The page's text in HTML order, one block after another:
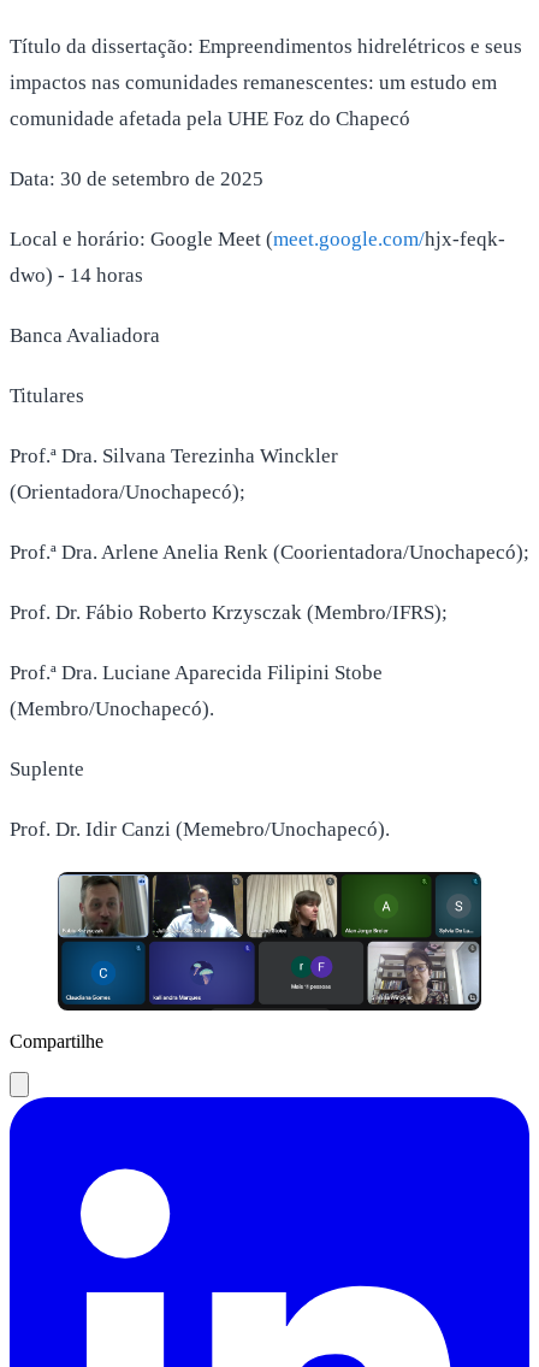
Título da dissertação: Empreendimentos hidrelétricos e seus
impactos nas comunidades remanescentes: um estudo em
comunidade afetada pela UHE Foz do Chapecó
Data: 30 de setembro de 2025
Local e horário: Google Meet (meet.google.com/hjx-feqk-
dwo) - 14 horas
Banca Avaliadora
Titulares
Prof.ª Dra. Silvana Terezinha Winckler
(Orientadora/Unochapecó);
Prof.ª Dra. Arlene Anelia Renk (Coorientadora/Unochapecó);
Prof. Dr. Fábio Roberto Krzysczak (Membro/IFRS);
Prof.ª Dra. Luciane Aparecida Filipini Stobe
(Membro/Unochapecó).
Suplente
Prof. Dr. Idir Canzi (Memebro/Unochapecó).
Compartilhe